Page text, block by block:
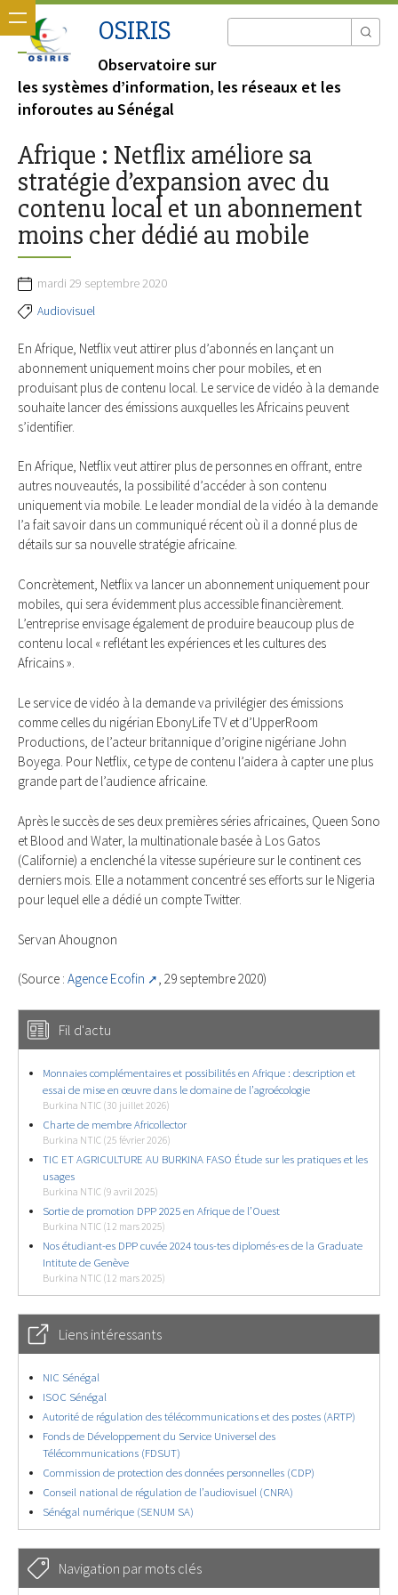
OSIRIS
Observatoire sur
les systèmes d’information, les réseaux et les
inforoutes au Sénégal
Afrique : Netflix améliore sa
stratégie d’expansion avec du
contenu local et un abonnement
moins cher dédié au mobile
mardi 29 septembre 2020
Audiovisuel
En Afrique, Netflix veut attirer plus d’abonnés en lançant un
abonnement uniquement moins cher pour mobiles, et en
produisant plus de contenu local. Le service de vidéo à la demande
souhaite lancer des émissions auxquelles les Africains peuvent
s’identifier.
En Afrique, Netflix veut attirer plus de personnes en offrant, entre
autres nouveautés, la possibilité d’accéder à son contenu
uniquement via mobile. Le leader mondial de la vidéo à la demande
l’a fait savoir dans un communiqué récent où il a donné plus de
détails sur sa nouvelle stratégie africaine.
Concrètement, Netflix va lancer un abonnement uniquement pour
mobiles, qui sera évidemment plus accessible financièrement.
L’entreprise envisage également de produire beaucoup plus de
contenu local « reflétant les expériences et les cultures des
Africains ».
Le service de vidéo à la demande va privilégier des émissions
comme celles du nigérian EbonyLife TV et d’UpperRoom
Productions, de l’acteur britannique d’origine nigériane John
Boyega. Pour Netflix, ce type de contenu l’aidera à capter une plus
grande part de l’audience africaine.
Après le succès de ses deux premières séries africaines, Queen Sono
et Blood and Water, la multinationale basée à Los Gatos
(Californie) a enclenché la vitesse supérieure sur le continent ces
derniers mois. Elle a notamment concentré ses efforts sur le Nigeria
pour lequel elle a dédié un compte Twitter.
Servan Ahougnon
(Source : Agence Ecofin , 29 septembre 2020)
Fil d'actu
Monnaies complémentaires et possibilités en Afrique : description et
essai de mise en œuvre dans le domaine de l’agroécologie
Burkina NTIC (30 juillet 2026)
Charte de membre Africollector
Burkina NTIC (25 février 2026)
TIC ET AGRICULTURE AU BURKINA FASO Étude sur les pratiques et les
usages
Burkina NTIC (9 avril 2025)
Sortie de promotion DPP 2025 en Afrique de l’Ouest
Burkina NTIC (12 mars 2025)
Nos étudiant-es DPP cuvée 2024 tous-tes diplomés-es de la Graduate
Intitute de Genève
Burkina NTIC (12 mars 2025)
Liens intéressants
NIC Sénégal
ISOC Sénégal
Autorité de régulation des télécommunications et des postes (ARTP)
Fonds de Développement du Service Universel des
Télécommunications (FDSUT)
Commission de protection des données personnelles (CDP)
Conseil national de régulation de l’audiovisuel (CNRA)
Sénégal numérique (SENUM SA)
Navigation par mots clés